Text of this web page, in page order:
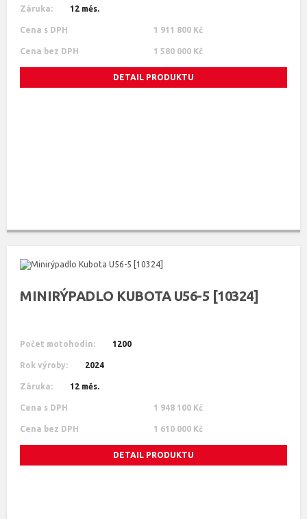
Záruka: 12 měs.
Cena s DPH 1 911 800 Kč
Cena bez DPH 1 580 000 Kč
DETAIL PRODUKTU
MINIRÝPADLO KUBOTA U56-5 [10324]
Počet motohodin: 1200
Rok výroby: 2024
Záruka: 12 měs.
Cena s DPH 1 948 100 Kč
Cena bez DPH 1 610 000 Kč
DETAIL PRODUKTU